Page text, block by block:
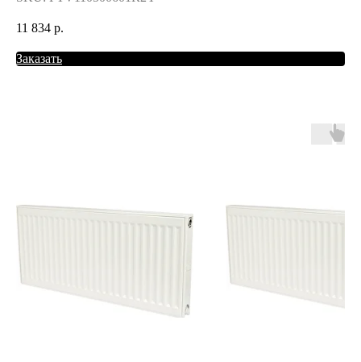
11 834 р.
Заказать